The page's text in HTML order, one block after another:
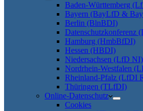
Baden-Württemberg
Bayern (BayLfD &
Berlin (BlnBDI)
Datenschutzkonferenz
Hamburg (HmbBfDI)
Hessen (HBDI)
Niedersachsen (LfD NI)
Nordrhein-Westfalen
Rheinland-Pfalz (LfDI
Thüringen (TLfDI)
Online-Datenschutz
Cookies